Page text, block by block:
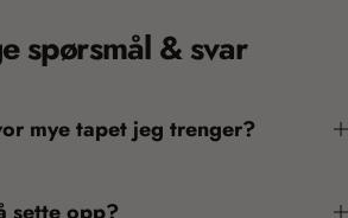
spørsmål & svar
mye tapet jeg trenger?
sette opp?